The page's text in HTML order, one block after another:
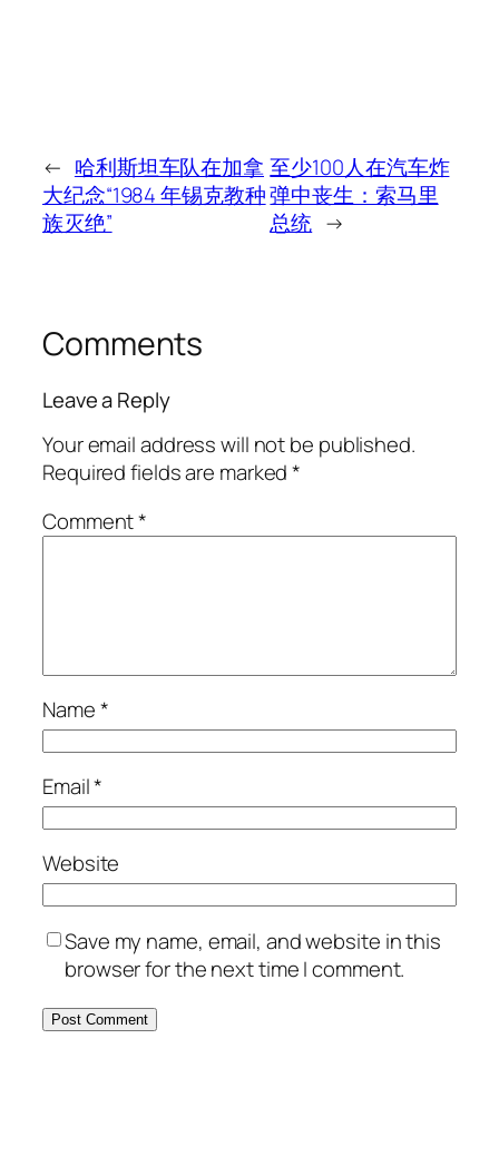
← 哈利斯坦车队在加拿
大纪念“1984 年锡克教种
族灭绝”
至少100人在汽车炸
弹中丧生：索马里
总统 →
Comments
Leave a Reply
Your email address will not be published.
Required fields are marked*
Comment*
Name*
Email*
Website
Save my name, email, and website in this
browser for the next time I comment.